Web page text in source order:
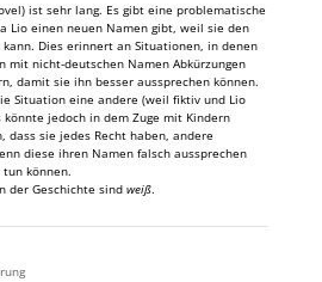
ist sehr lang. Es gibt eine problematische
Lio einen neuen Namen gibt, weil sie den
Dies erinnert an Situationen, in denen
mit nicht-deutschen Namen Abkürzungen
damit sie ihn besser aussprechen können.
Situation eine andere (weil fiktiv und Lio
jedoch in dem Zuge mit Kindern
dass sie jedes Recht haben, andere
diese ihren Namen falsch aussprechen
können.
der Geschichte sind weiß.